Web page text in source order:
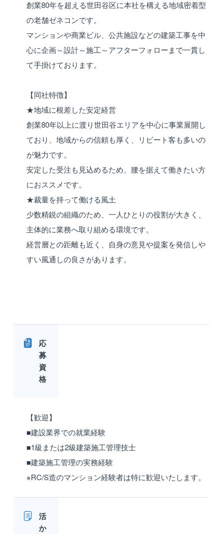
創業80年を超える世田谷区に本社を構える地域密着型
の老舗ゼネコンです。
マンションや商業ビル、公共施設などの建築工事を中
心に企画～設計～施工～アフターフォローまで一貫し
て手掛けております。
【同社特徴】
★地域に根差した安定経営
創業80年以上に渡り世田谷エリアを中心に事業展開し
ており、地域からの信頼も厚く、リピート客も多いの
が魅力です。
安定した受注も見込めるため、腰を据えて働きたい方
におススメです。
★裁量を持って働ける風土
少数精鋭の組織のため、一人ひとりの役割が大きく、
主体的に業務へ取り組める環境です。
経営層との距離も近く、自身の意見や提案を発信しや
すい風通しの良さがあります。
応
募
資
格
【歓迎】
■建設業界での就業経験
■1級または2級建築施工管理技士
■建築施工管理の実務経験
※RC/S造のマンション経験者は特に歓迎いたします。
活
か